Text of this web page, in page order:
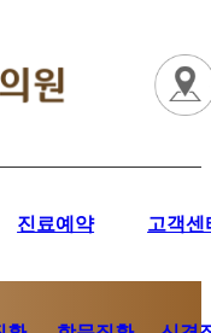
진료예약 고객센